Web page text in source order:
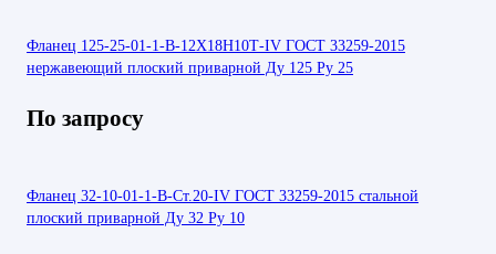
Фланец 125-25-01-1-В-12Х18Н10Т-IV ГОСТ 33259-2015
нержавеющий плоский приварной Ду 125 Ру 25
По запросу
Фланец 32-10-01-1-В-Ст.20-IV ГОСТ 33259-2015 стальной
плоский приварной Ду 32 Ру 10